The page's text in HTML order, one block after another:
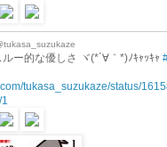
ー的な優しさ ヾ(*´∀｀*)ﾉｷｬｯｷｬ
tukasa_suzukaze/status/